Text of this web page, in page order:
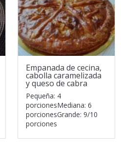
Empanada de cecina,
cabolla caramelizada
y queso de cabra
Pequeña: 4
porcionesMediana: 6
porcionesGrande: 9/10
porciones